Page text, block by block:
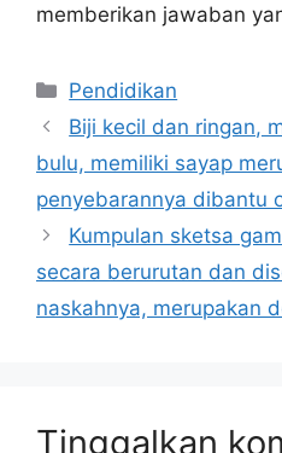
memberikan jawaban
Kategori
Pendidikan
Biji kecil dan ringan,
bulu, memiliki sayap
penyebarannya dibantu
Kumpulan sketsa
secara berurutan dan
naskahnya, merupakan
Tinggalkan